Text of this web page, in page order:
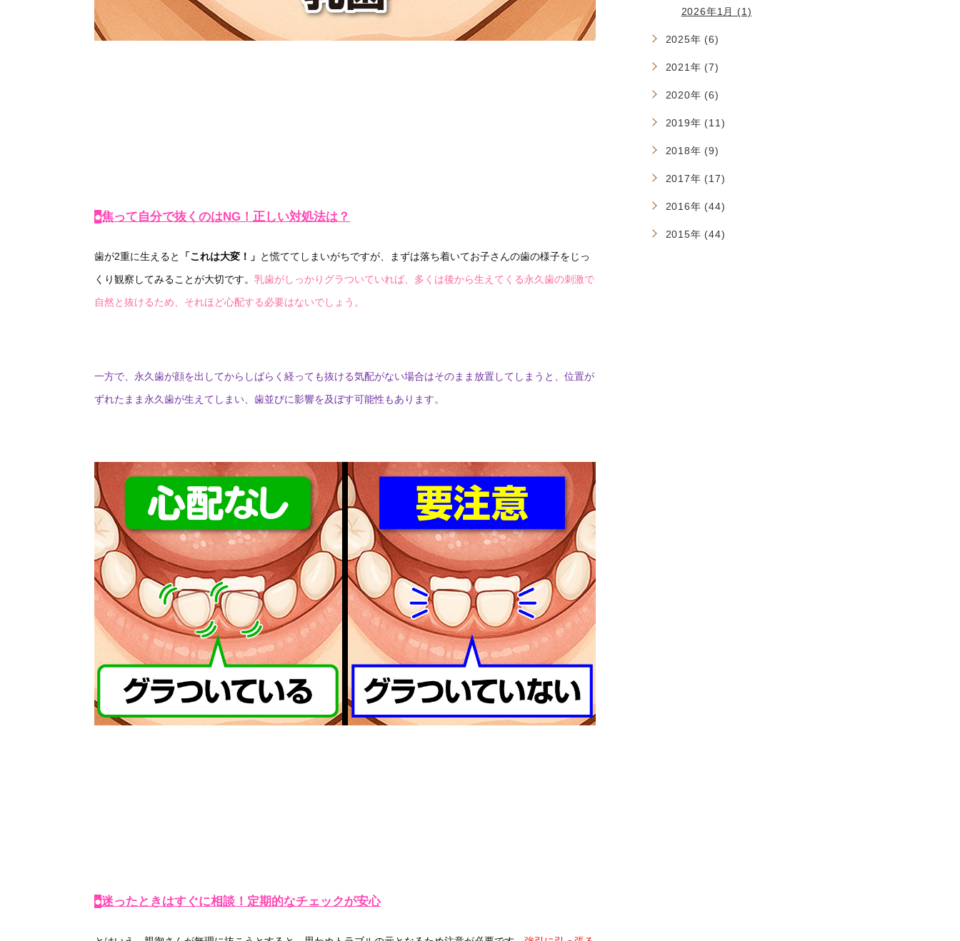
●焦って自分で抜くのはNG！正しい対処法は？
歯が2重に生えると 「これは大変！」 と慌ててしまいがちですが、まずは落ち着いてお子さんの歯の様子をじっ
くり観察してみることが大切です。 乳歯がしっかりグラついていれば、多くは後から生えてくる永久歯の刺激で
自然と抜けるため、それほど心配する必要はないでしょう。
一方で、永久歯が顔を出してからしばらく経っても抜ける気配がない場合はそのまま放置してしまうと、位置が
ずれたまま永久歯が生えてしまい、歯並びに影響を及ぼす可能性もあります。
●迷ったときはすぐに相談！定期的なチェックが安心
2026年1月 (1)
2025年 (6)
2021年 (7)
2020年 (6)
2019年 (11)
2018年 (9)
2017年 (17)
2016年 (44)
2015年 (44)